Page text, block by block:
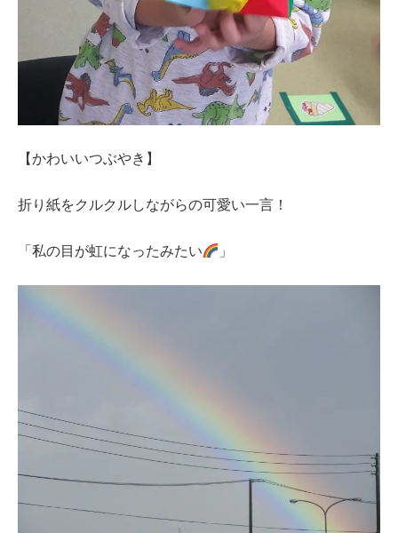
【かわいいつぶやき】
折り紙をクルクルしながらの可愛い一言！
「私の目が虹になったみたい 」